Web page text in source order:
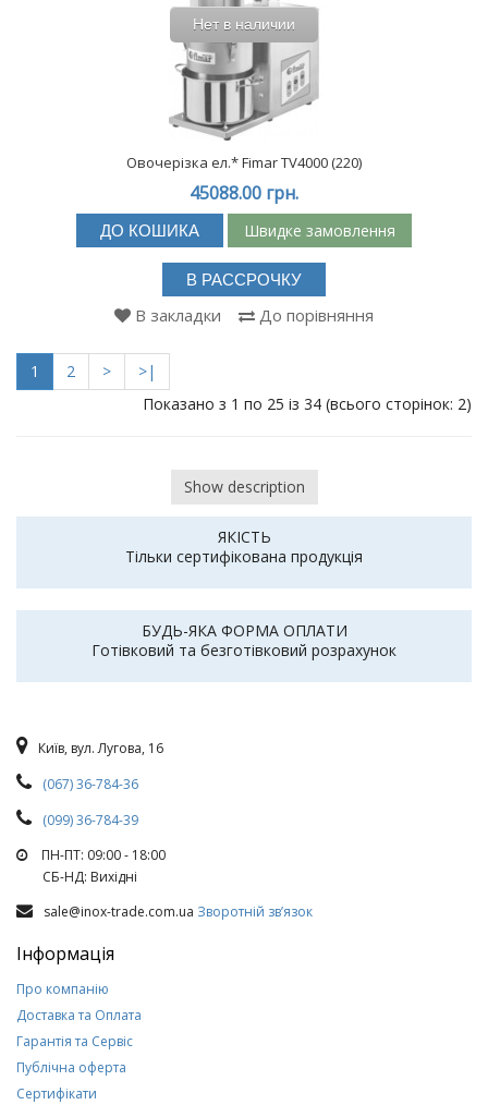
Нет в наличии
Овочерізка ел.* Fimar TV4000 (220)
45088.00 грн.
ДО КОШИКА Швидке замовлення
В РАССРОЧКУ
В закладки До порівняння
1 2 >
>|
Показано з 1 по 25 із 34 (всього сторінок: 2)
Show description
ЯКІСТЬ
Тільки сертифікована продукція
БУДЬ-ЯКА ФОРМА ОПЛАТИ
Готівковий та безготівковий розрахунок
Київ, вул. Лугова, 16
(067) 36-784-36
(099) 36-784-39
ПН-ПТ: 09:00 - 18:00
СБ-НД: Вихiднi
sale@inox-trade.com.ua Зворотній зв’язок
Інформація
Про компанію
Доставка та Оплата
Гарантія та Сервіс
Публічна оферта
Сертифікати